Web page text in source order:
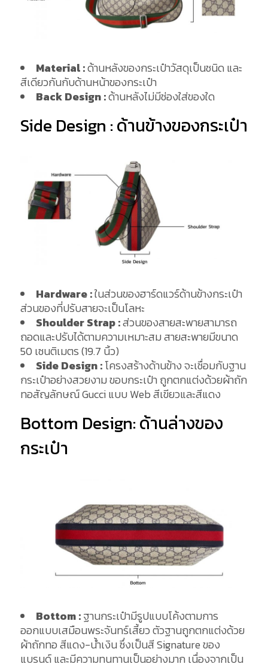
Material :ด้านหลังของกระเป๋าวัสดุเป็นชนิด และ
สีเดียวกันกับด้านหน้าของกระเป๋า
Back Design :ด้านหลังไม่มีช่องใส่ของใด
Side Design : ด้านข้างของกระเป๋า
Hardware :ในส่วนของฮาร์ดแวร์ด้านข้างกระเป๋า
ส่วนของที่ปรับสายจะเป็นโลหะ
Shoulder Strap :ส่วนของสายสะพายสามารถ
ถอดและปรับได้ตามความเหมาะสม สายสะพายมีขนาด
50 เซนติเมตร (19.7 นิ้ว)
Side Design :โครงสร้างด้านข้าง จะเชื่อมกับฐาน
กระเป๋าอย่างสวยงาม ขอบกระเป๋า ถูกตกแต่งด้วยผ้าถัก
ทอสัญลักษณ์ Gucci แบบ Web สีเขียวและสีแดง
Bottom Design: ด้านล่างของ
กระเป๋า
Bottom:ฐานกระเป๋ามีรูปแบบโค้งตามการ
ออกแบบเสมือนพระจันทร์เสี้ยว ตัวฐานถูกตกแต่งด้วย
ผ้าถักทอ สีแดง-น้ำเงิน ซึ่งเป็นสี Signature ของ
แบรนด์ และมีความทนทานเป็นอย่างมาก เนื่องจากเป็น